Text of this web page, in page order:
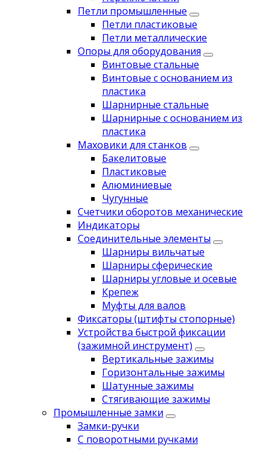
Петли промышленные
Петли пластиковые
Петли металлические
Опоры для оборудования
Винтовые стальные
Винтовые с основанием из
пластика
Шарнирные стальные
Шарнирные с основанием из
пластика
Маховики для станков
Бакелитовые
Пластиковые
Алюминиевые
Чугунные
Счетчики оборотов механические
Индикаторы
Соединительные элементы
Шарниры вильчатые
Шарниры сферические
Шарниры угловые и осевые
Крепеж
Муфты для валов
Фиксаторы (штифты стопорные)
Устройства быстрой фиксации
(зажимной инструмент)
Вертикальные зажимы
Горизонтальные зажимы
Шатунные зажимы
Стягивающие зажимы
Промышленные замки
Замки-ручки
С поворотными ручками